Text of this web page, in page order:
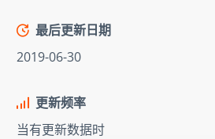
最后更新日期
2019-06-30
更新频率
当有更新数据时